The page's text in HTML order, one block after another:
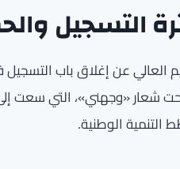
التسجيل
شعار «وجهني»، التي سعت إلى
الوطنية.